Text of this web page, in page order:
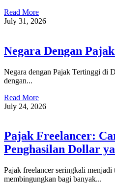
Read More
July 31, 2026
Negara Dengan
Negara dengan Pajak Tertinggi di
dengan...
Read More
July 24, 2026
Pajak Freelancer:
Penghasilan Dollar
Pajak freelancer seringkali menjadi
membingungkan bagi banyak...